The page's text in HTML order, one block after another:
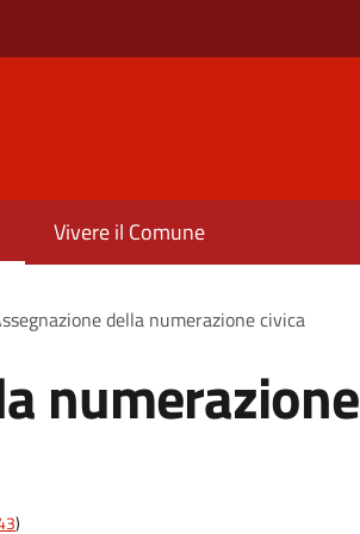
Vivere il Comune
della numerazione civica
numerazione
)